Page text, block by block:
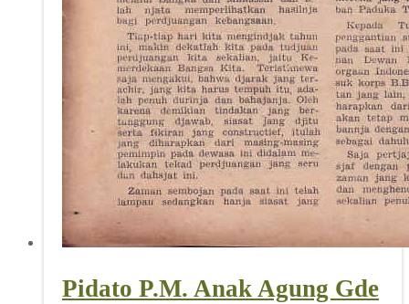
Pidato P.M. Anak Agung Gde